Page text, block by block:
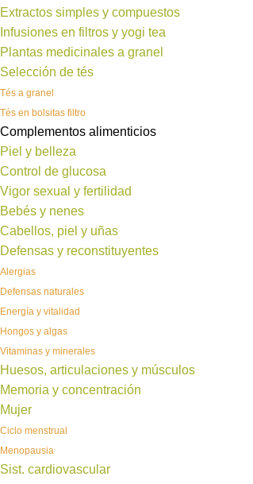
Extractos simples y compuestos
Infusiones en filtros y yogi tea
Plantas medicinales a granel
Selección de tés
Tés a granel
Tés en bolsitas filtro
Complementos alimenticios
Piel y belleza
Control de glucosa
Vigor sexual y fertilidad
Bebés y nenes
Cabellos, piel y uñas
Defensas y reconstituyentes
Alergias
Defensas naturales
Energía y vitalidad
Hongos y algas
Vitaminas y minerales
Huesos, articulaciones y músculos
Memoria y concentración
Mujer
Ciclo menstrual
Menopausia
Sist. cardiovascular